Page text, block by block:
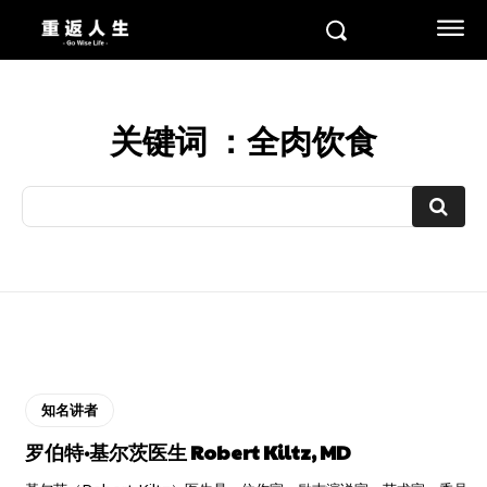
关键词 ： 全肉饮食
知名讲者
罗伯特·基尔茨医生 Robert Kiltz, MD